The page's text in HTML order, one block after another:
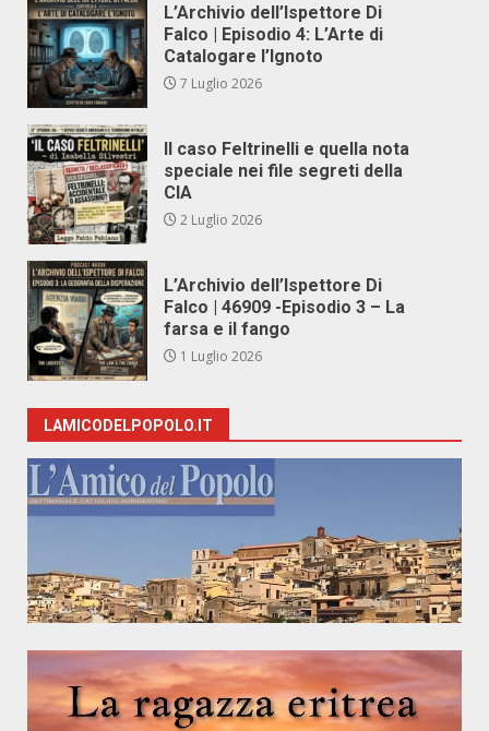
L’Archivio dell’Ispettore Di
Falco | Episodio 4: L’Arte di
Catalogare l’Ignoto
7 Luglio 2026
Il caso Feltrinelli e quella nota
speciale nei file segreti della
CIA
2 Luglio 2026
L’Archivio dell’Ispettore Di
Falco | 46909 -Episodio 3 – La
farsa e il fango
1 Luglio 2026
LAMICODELPOPOLO.IT